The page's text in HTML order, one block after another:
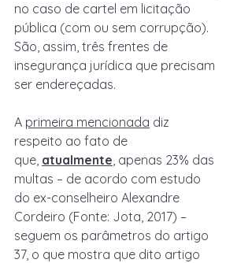
no caso de cartel em licitação
pública (com ou sem corrupção).
São, assim, três frentes de
insegurança jurídica que precisam
ser endereçadas.
A primeira mencionada diz
respeito ao fato de
que, atualmente, apenas 23% das
multas – de acordo com estudo
do ex-conselheiro Alexandre
Cordeiro (Fonte: Jota, 2017) –
seguem os parâmetros do artigo
37, o que mostra que dito artigo